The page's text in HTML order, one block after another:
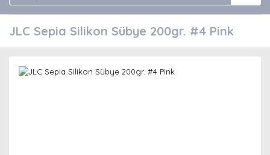
JLC Sepia Silikon Sübye 200gr. #4 Pink